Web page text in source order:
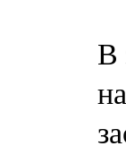
В